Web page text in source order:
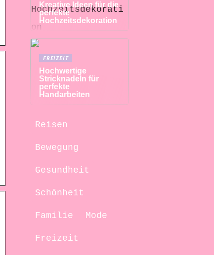
Kreative Ideen für die
perfekte
Hochzeitsdekoration
FREIZEIT
Hochwertige
Stricknadeln für
perfekte
Handarbeiten
Reisen
Bewegung
Gesundheit
Schönheit
Familie Mode
Freizeit